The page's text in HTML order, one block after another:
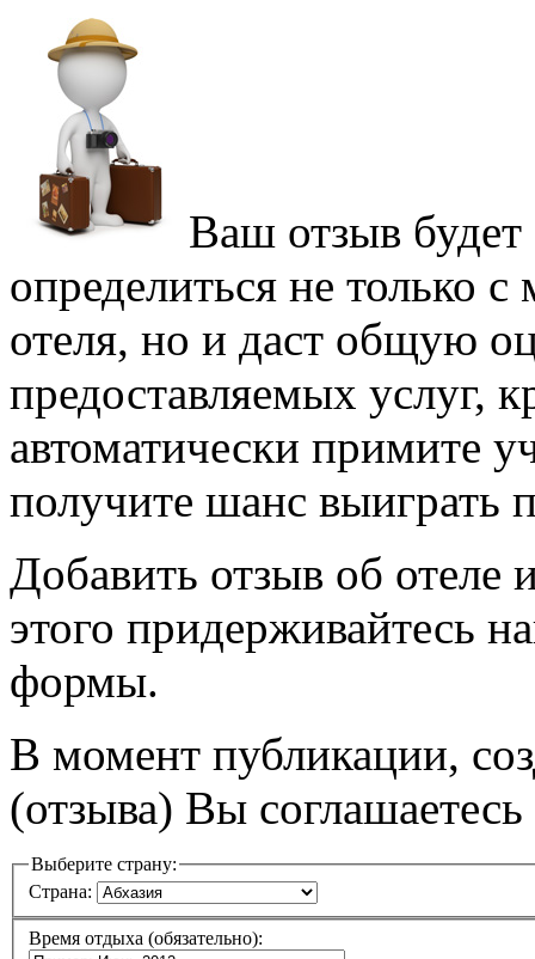
Ваш отзыв
определиться не только
отеля, но и даст общую
предоставляемых услуг,
автоматически примите
получите шанс
Добавить отзыв об отеле
этого придерживайтесь
формы.
В момент публикации,
(отзыва) Вы
Выберите страну:
Страна:
Время отдыха (обязательно):